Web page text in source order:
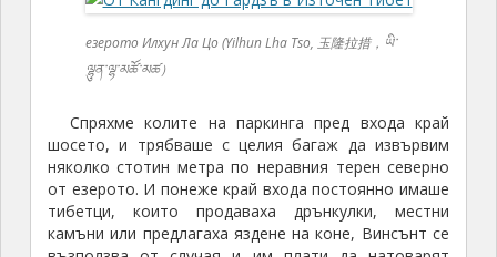
езерото Илхун Ла Цо (Yilhun Lha Tso, 玉隆拉措，ཡི་
ལྷུན་ལྷ་མཚོ་མཚ）
Спряхме колите на паркинга пред входа край
шосето, и трябваше с целия багаж да извървим
няколко стотин метра по неравния терен северно
от езерото. И понеже край входа постоянно имаше
тибетци, които продаваха дрънкулки, местни
камъни или предлагаха яздене на коне, Винсънт се